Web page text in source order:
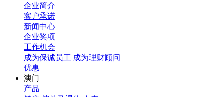
企业简介
客户承诺
新闻中心
企业奖项
工作机会
成为保诚员工 成为理财顾问
优惠
澳门
产品